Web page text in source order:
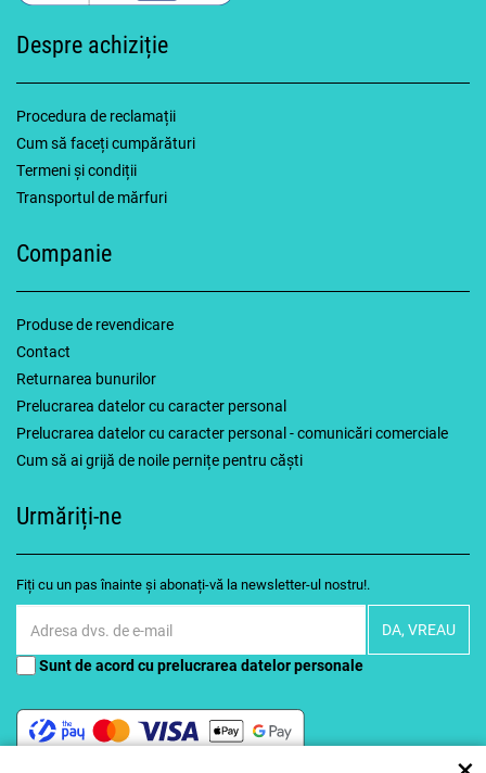
Despre achiziție
Procedura de reclamații
Cum să faceți cumpărături
Termeni și condiții
Transportul de mărfuri
Companie
Produse de revendicare
Contact
Returnarea bunurilor
Prelucrarea datelor cu caracter personal
Prelucrarea datelor cu caracter personal - comunicări comerciale
Cum să ai grijă de noile pernițe pentru căști
Urmăriți-ne
Fiți cu un pas înainte și abonați-vă la newsletter-ul nostru!.
Sunt de acord cu prelucrarea datelor personale